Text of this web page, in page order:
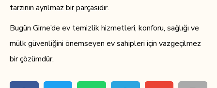
tarzının ayrılmaz bir parçasıdır.
Bugün Girne’de ev temizlik hizmetleri, konforu, sağlığı ve
mülk güvenliğini önemseyen ev sahipleri için vazgeçilmez
bir çözümdür.